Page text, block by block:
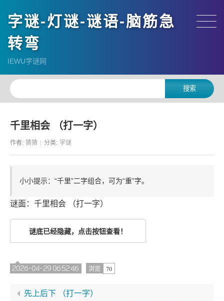
字谜-灯谜-谜语-脑筋急
转弯
IEWU字谜网
千里相会 （打一字）
作者: 猜猜 分类: 字谜
小小提示：“千里”二字组合，可为“重”字。
谜面：千里相会 （打一字）
谜底已经隐藏，点击按钮查看！
2026-04-29 06:52:46 浏览 70
先上后下 （打一字）